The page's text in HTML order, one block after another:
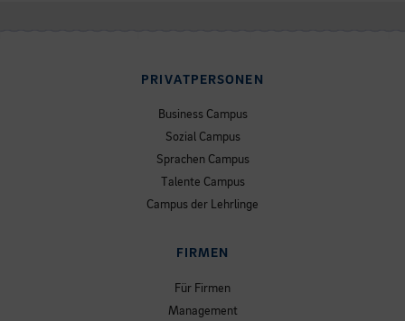
PRIVATPERSONEN
Business Campus
Sozial Campus
Sprachen Campus
Talente Campus
Campus der Lehrlinge
FIRMEN
Für Firmen
Management